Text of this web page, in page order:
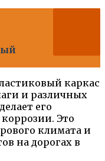
каркас
и различных
его
Это
климата и
на дорогах в